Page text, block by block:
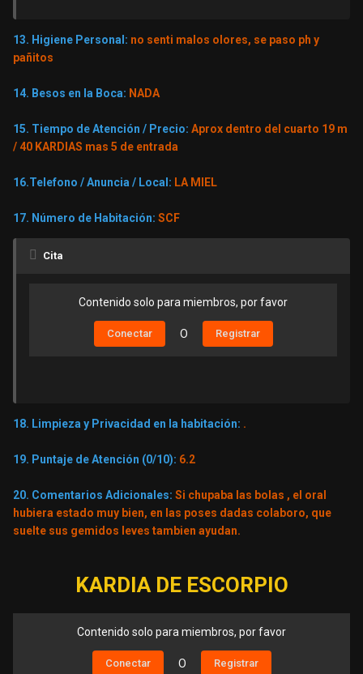
13. Higiene Personal: no senti malos olores, se paso ph y
pañitos
14. Besos en la Boca: NADA
15. Tiempo de Atención / Precio: Aprox dentro del cuarto 19 m
/ 40 KARDIAS mas 5 de entrada
16.Telefono / Anuncia / Local: LA MIEL
17. Número de Habitación: SCF
Cita
Contenido solo para miembros, por favor
Conectar O Registrar
18. Limpieza y Privacidad en la habitación: .
19. Puntaje de Atención (0/10): 6.2
20. Comentarios Adicionales: Si chupaba las bolas , el oral
hubiera estado muy bien, en las poses dadas colaboro, que
suelte sus gemidos leves tambien ayudan.
KARDIA DE ESCORPIO
Contenido solo para miembros, por favor
Conectar O Registrar